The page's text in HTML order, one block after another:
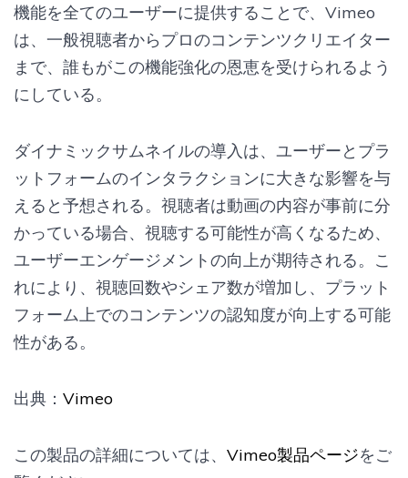
機能を全てのユーザーに提供することで、Vimeo
は、一般視聴者からプロのコンテンツクリエイター
まで、誰もがこの機能強化の恩恵を受けられるよう
にしている。
ダイナミックサムネイルの導入は、ユーザーとプラ
ットフォームのインタラクションに大きな影響を与
えると予想される。視聴者は動画の内容が事前に分
かっている場合、視聴する可能性が高くなるため、
ユーザーエンゲージメントの向上が期待される。こ
れにより、視聴回数やシェア数が増加し、プラット
フォーム上でのコンテンツの認知度が向上する可能
性がある。
出典： Vimeo
この製品の詳細については、 Vimeo製品ページをご